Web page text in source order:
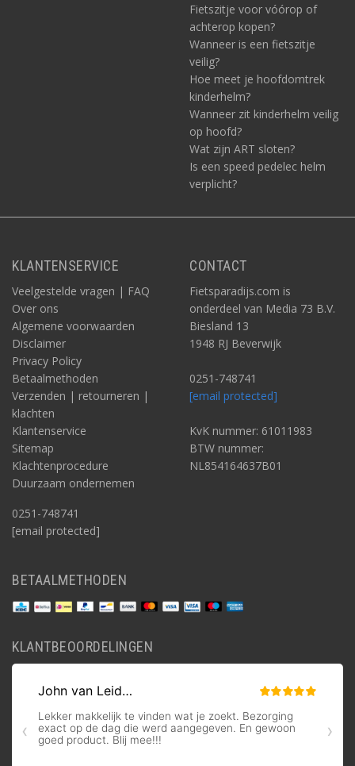
Fietszitje voor vóórop of
achterop kopen?
Wanneer is een fietszitje
veilig?
Hoe meet je hoofdomtrek
kinderhelm?
Wanneer zit kinderhelm veilig
op hoofd?
Wat zijn ART sloten?
Is een speed pedelec helm
verplicht?
KLANTENSERVICE
Veelgestelde vragen | FAQ
Over ons
Algemene voorwaarden
Disclaimer
Privacy Policy
Betaalmethoden
Verzenden | retourneren |
klachten
Klantenservice
Sitemap
Klachtenprocedure
Duurzaam ondernemen
0251-748741
[email protected]
CONTACT
Fietsparadijs.com is
onderdeel van Media 73 B.V.
Biesland 13
1948 RJ Beverwijk
0251-748741
[email protected]
KvK nummer: 61011983
BTW nummer:
NL854164637B01
BETAALMETHODEN
KLANTBEOORDELINGEN